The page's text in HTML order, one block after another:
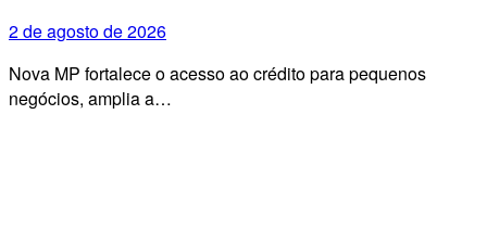
2 de agosto de 2026
Nova MP fortalece o acesso ao crédito para pequenos
negócios, amplia a…